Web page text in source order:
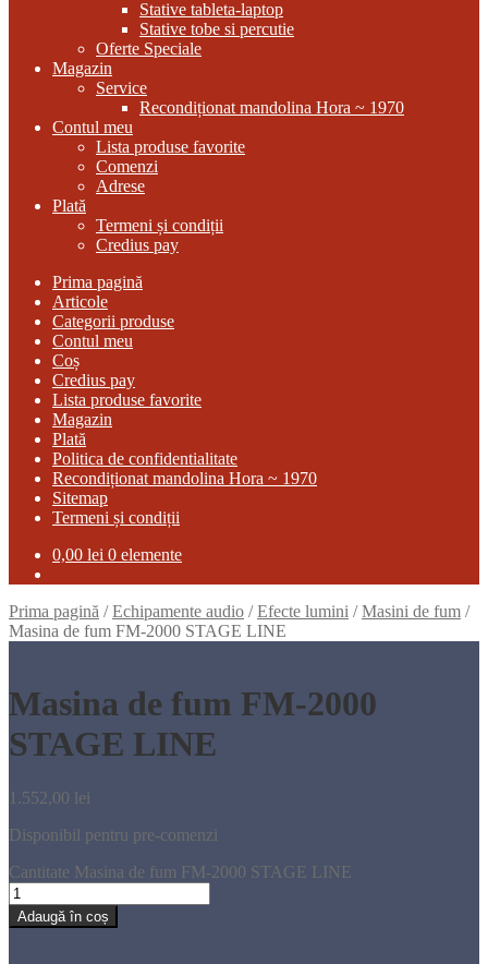
Stative tableta-laptop
Stative tobe si percutie
Oferte Speciale
Magazin
Service
Recondiționat mandolina Hora ~ 1970
Contul meu
Lista produse favorite
Comenzi
Adrese
Plată
Termeni și condiții
Credius pay
Prima pagină
Articole
Categorii produse
Contul meu
Coș
Credius pay
Lista produse favorite
Magazin
Plată
Politica de confidentialitate
Recondiționat mandolina Hora ~ 1970
Sitemap
Termeni și condiții
0,00 lei 0 elemente
Prima pagină /Echipamente audio /Efecte lumini /Masini de fum /
Masina de fum FM-2000 STAGE LINE
Masina de fum FM-2000
STAGE LINE
1.552,00 lei
Disponibil pentru pre-comenzi
Cantitate Masina de fum FM-2000 STAGE LINE
Adaugă în coș